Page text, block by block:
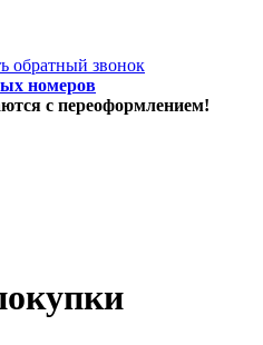
обратный звонок
номеров
с переоформлением!